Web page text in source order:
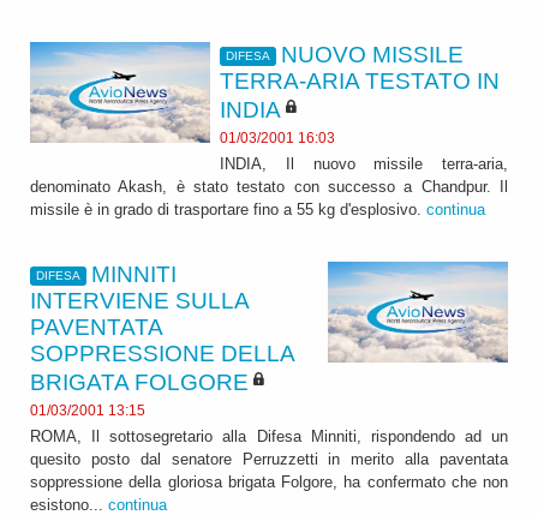
DIFESA
NUOVO MISSILE
TERRA-ARIA TESTATO IN
INDIA
01/03/2001 16:03
INDIA, Il nuovo missile terra-aria,
denominato Akash, è stato testato con successo a Chandpur. Il
missile è in grado di trasportare fino a 55 kg d'esplosivo. continua
DIFESA
MINNITI
INTERVIENE SULLA
PAVENTATA
SOPPRESSIONE DELLA
BRIGATA FOLGORE
01/03/2001 13:15
ROMA, Il sottosegretario alla Difesa Minniti, rispondendo ad un
quesito posto dal senatore Perruzzetti in merito alla paventata
soppressione della gloriosa brigata Folgore, ha confermato che non
esistono... continua